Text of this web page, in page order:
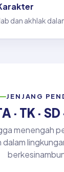
dan akhlak
JENJANG
· TK · SD
menengah